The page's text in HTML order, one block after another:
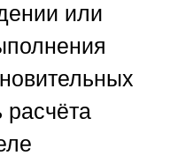
или
расчёта